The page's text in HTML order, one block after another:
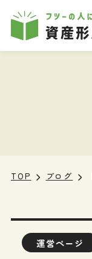
本文へ移動
TOP ブログ
運営ページ